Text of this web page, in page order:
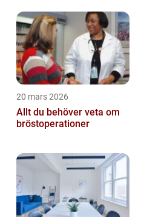
20 mars 2026
Allt du behöver veta om
bröstoperationer